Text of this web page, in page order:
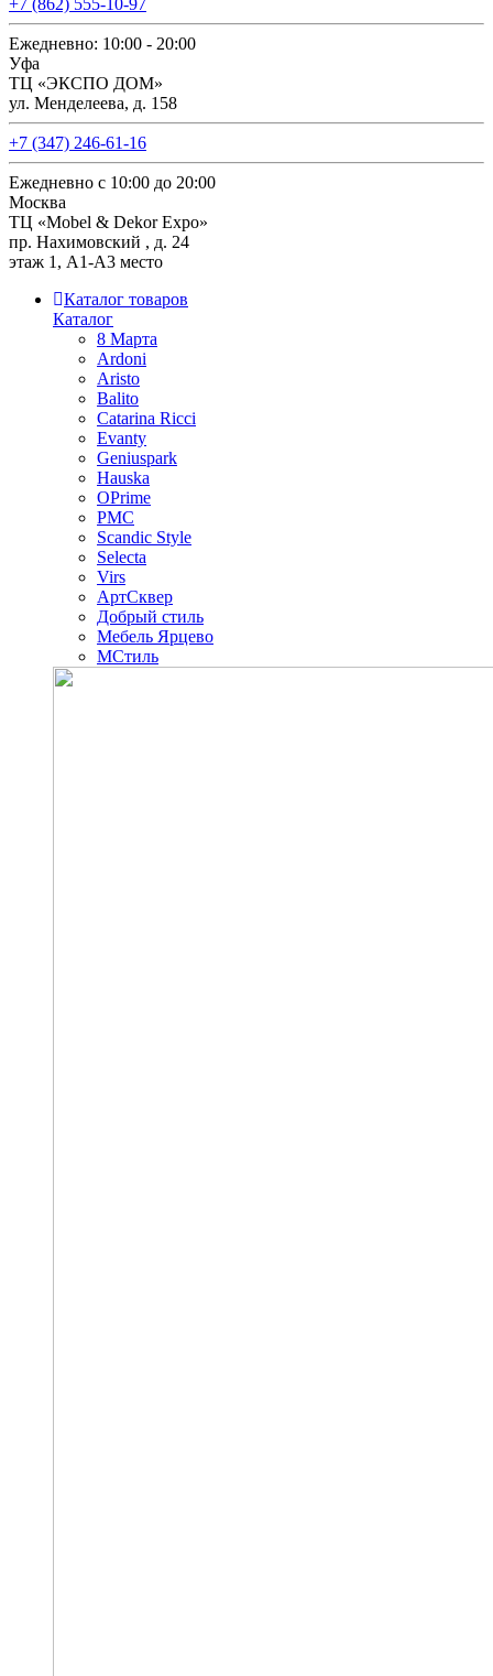
+7 (862) 555-10-97
Ежедневно: 10:00 - 20:00
Уфа
ТЦ «ЭКСПО ДОМ»
ул. Менделеева, д. 158
+7 (347) 246-61-16
Ежедневно с 10:00 до 20:00
Москва
ТЦ «Mobel & Dekor Expo»
пр. Нахимовский , д. 24
этаж 1, А1-А3 место
Каталог товаров
Каталог
8 Марта
Ardoni
Aristo
Balito
Catarina Ricci
Evanty
Geniuspark
Hauska
OPrime
PMC
Scandic Style
Selecta
Virs
АртСквер
Добрый стиль
Мебель Ярцево
МСтиль